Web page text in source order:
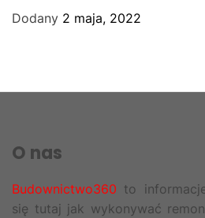
Dodany 2 maja, 2022
O nas
Budownictwo360 to
się tutaj jak wykonywać